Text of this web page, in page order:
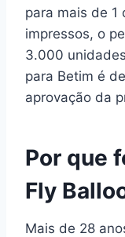
para mais de 1
impressos, o
3.000
para Betim é
aprovação da
Por que
Fly
Mais de 28